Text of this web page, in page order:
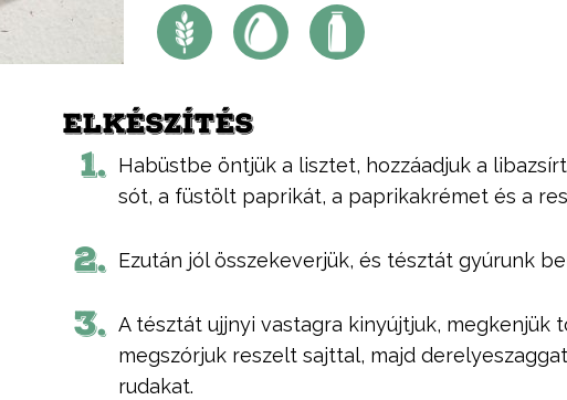
ELKÉSZÍTÉS
1. Habüstbe öntjük a lisztet, hozzáadjuk a
sót, a füstölt paprikát, a paprikakrémet és a
2. Ezután jól összekeverjük, és tésztát gyúrunk
3. A tésztát ujjnyi vastagra kinyújtjuk, megkenjük
megszórjuk reszelt sajttal, majd
rudakat.